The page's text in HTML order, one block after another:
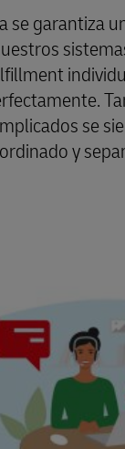
se garantiza
se
y